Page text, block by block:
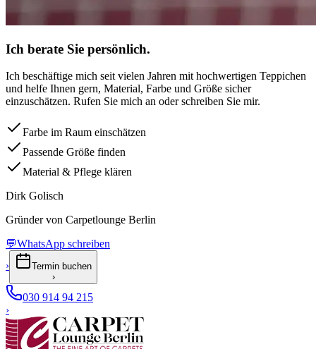
Ich berate Sie persönlich.
Ich beschäftige mich seit vielen Jahren mit hochwertigen Teppichen
und helfe Ihnen gern, Material, Farbe und Größe sicher
einzuschätzen. Rufen Sie mich an oder schreiben Sie mir.
Farbe im Raum einschätzen
Passende Größe finden
Material & Pflege klären
Dirk Golisch
Gründer von Carpetlounge Berlin
💬WhatsApp schreiben
›
Termin buchen
›
030 914 94 215
›